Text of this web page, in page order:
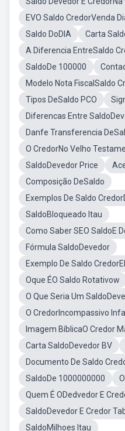
EVO Saldo CredorVenda
Saldo DoDIA
Carta
A Diferencia EntreSaldo
SaldoDe 100000
Modelo Nota FiscalSaldo
Tipos DeSaldo PCO
Diferencas Entre
Danfe Transferencia
O CredorNo Velho
SaldoDevedor Price
Composição DeSaldo
Exemplos De Saldo
SaldoBloqueado Itau
Como Saber SEO SaldoE
Fórmula SaldoDevedor
Exemplo De Saldo
Oque ÉO Saldo Rotativow
O Que Seria Um
O CredorIncompassivo
Imagem BíblicaO Credor
Carta SaldoDevedor BV
Documento De Saldo
SaldoDe 1000000000
Quem É ODedvedor E
SaldoDevedor E Credor
SaldoMilhoes Itau